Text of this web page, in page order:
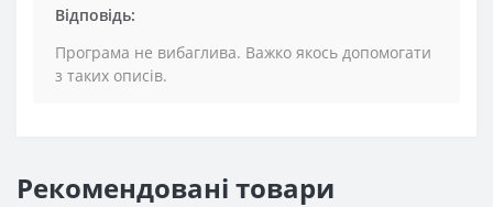
Відповідь:
Програма не вибаглива. Важко якось допомогати
з таких описів.
Рекомендовані товари